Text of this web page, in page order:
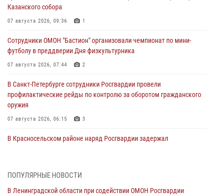
Казанского собора
07 августа 2026, 09:36 1
Сотрудники ОМОН "Бастион" организовали чемпионат по мини-
футболу в преддверии Дня физкультурника
07 августа 2026, 07:44 2
В Санкт-Петербурге сотрудники Росгвардии провели
профилактические рейды по контролю за оборотом гражданского
оружия
07 августа 2026, 06:15 3
В Красносельском районе наряд Росгвардии задержал
06 августа 2026, 13:39 1
В Центральном районе росгвардейцы оперативно задержали
ПОПУЛЯРНЫЕ НОВОСТИ
В Ленинградской области при содействии ОМОН Росгвардии